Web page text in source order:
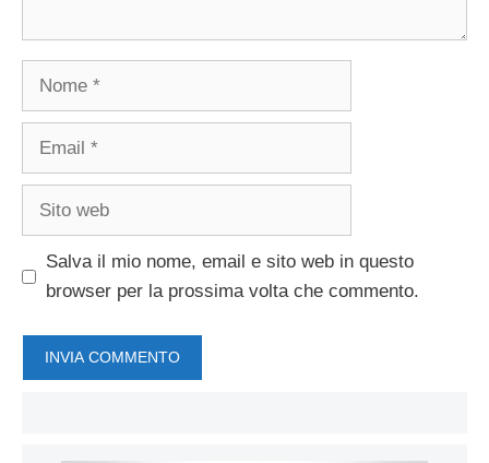
Nome
Email
Sito
Salva il mio nome, email e sito web in questo
browser per la prossima volta che commento.